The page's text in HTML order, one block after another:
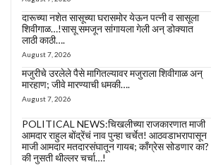
दारूच्या नशेत सासूच्या घरासमोर येऊन पत्नी व सासूला
शिवीगाळ…!सासू समजून सांगायला गेली अन् डोक्यात
लाठी काठी….
August 7, 2026
मजुरीचे उरलेले पैसे मागितल्यावर मजुराला शिवीगाळ अन्
मारहाण; जीवे मारण्याची धमकी….
August 7, 2026
POLITICAL NEWS:चिखलीच्या राजकारणात माजी
आमदार राहुल बोंद्रेंचं नाव पुन्हा चर्चेत! आठवडाभरापासून
माजी आमदार मतदारसंघातून गायब; काँग्रेस सोडणार का?
की नुसती थील्लर चर्चा…!